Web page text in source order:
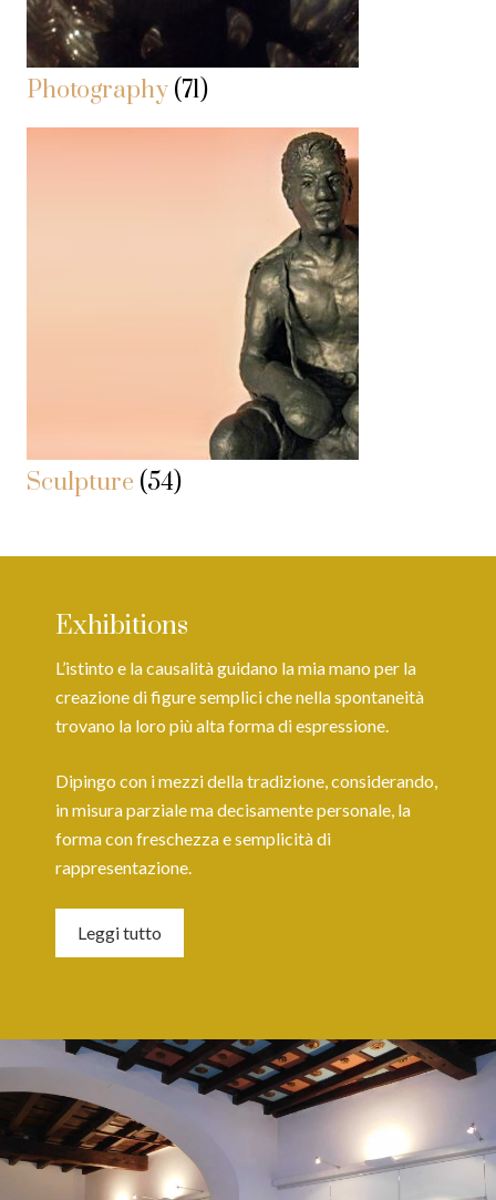
Photography (71)
Sculpture (54)
Exhibitions
L’istinto e la causalità guidano la mia mano per la
creazione di figure semplici che nella spontaneità
trovano la loro più alta forma di espressione.
Dipingo con i mezzi della tradizione, considerando,
in misura parziale ma decisamente personale, la
forma con freschezza e semplicità di
rappresentazione.
Leggi tutto